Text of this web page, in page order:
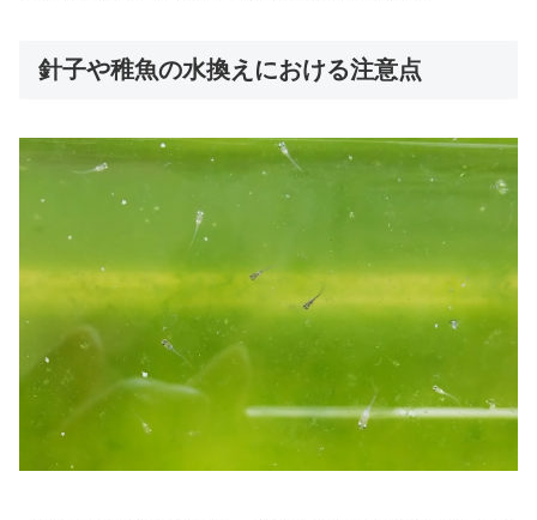
針子や稚魚の水換えにおける注意点